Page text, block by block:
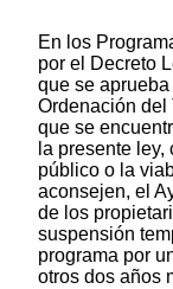
En los
por el Decreto
que se
Ordenación del
que se
la presente
público o la
aconsejen, el
de los
suspensión
programa por
otros dos años